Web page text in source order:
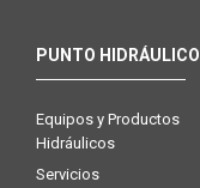
PUNTO HIDRÁULICO
Equipos y Productos
Hidráulicos
Servicios